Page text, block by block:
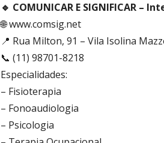
🔹 COMUNICAR E SIGNIFICAR –
🌐 www.comsig.net
📍 Rua Milton, 91 – Vila Isolina
📞 (11) 98701-8218
Especialidades:
– Fisioterapia
– Fonoaudiologia
– Psicologia